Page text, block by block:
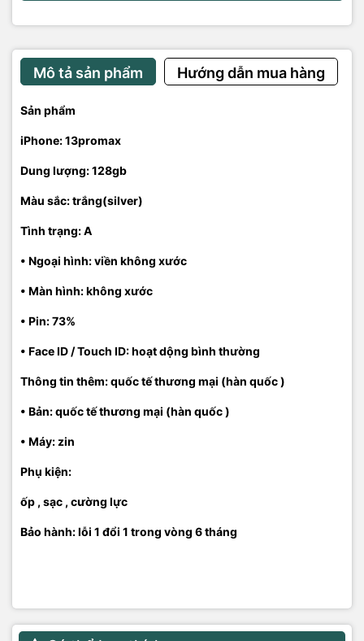
Mô tả sản phẩm Hướng dẫn mua hàng
Sản phẩm
iPhone: 13promax
Dung lượng: 128gb
Màu sắc: trắng(silver)
Tình trạng: A
• Ngoại hình: viền không xước
• Màn hình: không xước
• Pin: 73%
• Face ID / Touch ID: hoạt dộng bình thường
Thông tin thêm: quốc tế thương mại (hàn quốc )
• Bản: quốc tế thương mại (hàn quốc )
• Máy: zin
Phụ kiện:
ốp , sạc , cường lực
Bảo hành: lỗi 1 đổi 1 trong vòng 6 tháng